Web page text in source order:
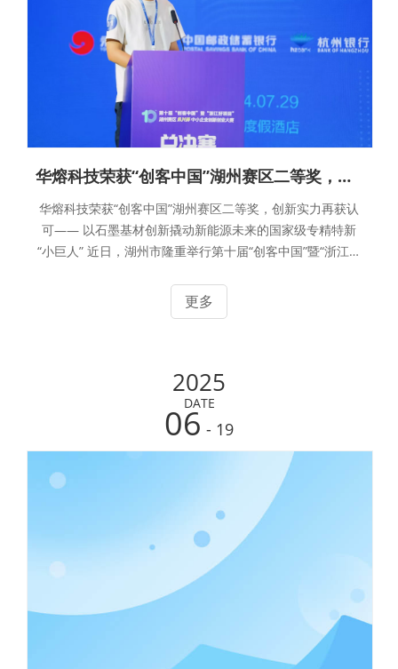
华熔科技荣获“创客中国”湖州赛区二等奖，创新实力再获认可
华熔科技荣获“创客中国”湖州赛区二等奖，创新实力再获认
可—— 以石墨基材创新撬动新能源未来的国家级专精特新
“小巨人” 近日，湖州市隆重举行第十届“创客中国”暨“浙江好
激烈角逐，浙江华熔科技股份有限公司凭借在石墨基复合材
料领域的突破性创新，成功斩获企业组二等奖。
更多
2025
DATE
06 - 19